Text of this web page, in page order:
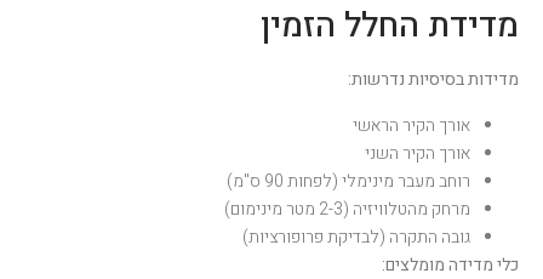
מדידת החלל הזמין
מדידות בסיסיות נדרשות:
אורך הקיר הראשי
אורך הקיר השני
רוחב מעבר מינימלי (לפחות 90 ס"מ)
מרחק מהטלוויזיה (2-3 מטר מינימום)
גובה התקרה (לבדיקת פרופורציות)
כלי מדידה מומלצים: